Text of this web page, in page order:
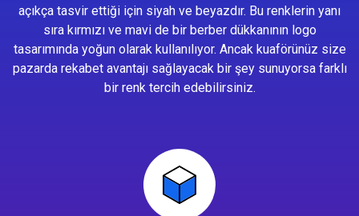
açıkça tasvir ettiği için siyah ve beyazdır. Bu renklerin yanı
sıra kırmızı ve mavi de bir berber dükkanının logo
tasarımında yoğun olarak kullanılıyor. Ancak kuaförünüz size
pazarda rekabet avantajı sağlayacak bir şey sunuyorsa farklı
bir renk tercih edebilirsiniz.